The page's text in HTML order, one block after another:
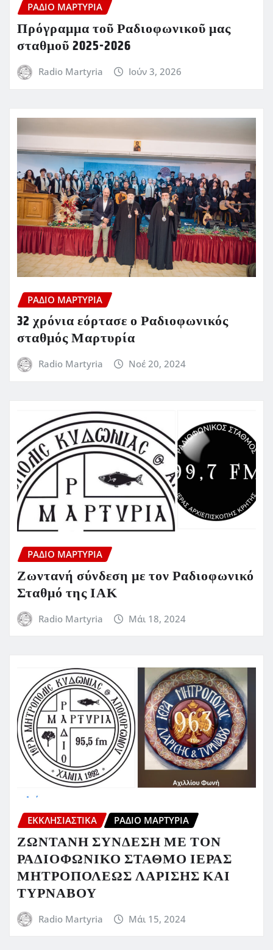
ΡΆΔΙΟ ΜΑΡΤΥΡΊΑ
Πρόγραμμα τοῦ Ραδιοφωνικοῦ μας
σταθμοῦ 2025-2026
Radio Martyria Ιούν 3, 2026
ΡΆΔΙΟ ΜΑΡΤΥΡΊΑ
32 χρόνια εόρτασε ο Ραδιοφωνικός
σταθμός Μαρτυρία
Radio Martyria Νοέ 20, 2024
ΡΆΔΙΟ ΜΑΡΤΥΡΊΑ
Ζωντανή σύνδεση με τον Ραδιοφωνικό
Σταθμό της ΙΑΚ
Radio Martyria Μάι 18, 2024
ΕΚΚΛΗΣΙΑΣΤΙΚΆ ΡΆΔΙΟ ΜΑΡΤΥΡΊΑ
ΖΩΝΤΑΝΗ ΣΥΝΔΕΣΗ ΜΕ ΤΟΝ
ΡΑΔΙΟΦΩΝΙΚΟ ΣΤΑΘΜΟ ΙΕΡΑΣ
ΜΗΤΡΟΠΟΛΕΩΣ ΛΑΡΙΣΗΣ ΚΑΙ
ΤΥΡΝΑΒΟΥ
Radio Martyria Μάι 15, 2024